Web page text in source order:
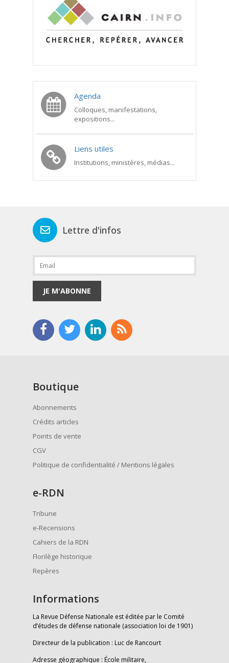
Agenda
Colloques, manifestations,
expositions...
Liens utiles
Institutions, ministères, médias...
Lettre d'infos
JE M'ABONNE
Boutique
Abonnements
Crédits articles
Points de vente
CGV
Politique de confidentialité / Mentions légales
e-RDN
Tribune
e-Recensions
Cahiers de la RDN
Florilège historique
Repères
Informations
La Revue Défense Nationale est éditée par le Comité
d’études de défense nationale (association loi de 1901)
Directeur de la publication : Luc de Rancourt
Adresse géographique : École militaire,